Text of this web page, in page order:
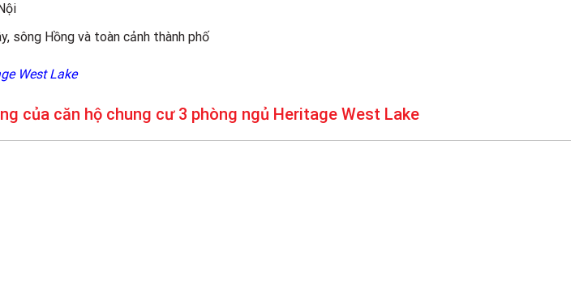
sông Hồng và toàn cảnh thành phố
West Lake
của căn hộ chung cư 3 phòng ngủ Heritage West Lake